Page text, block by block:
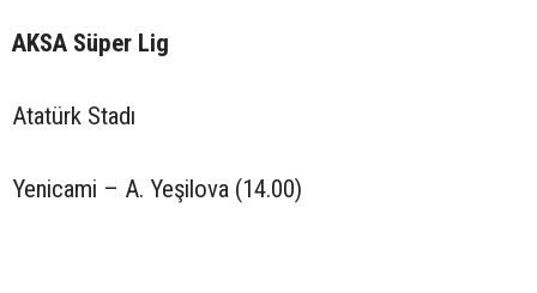
AKSA Süper Lig
Atatürk Stadı
Yenicami – A. Yeşilova (14.00)